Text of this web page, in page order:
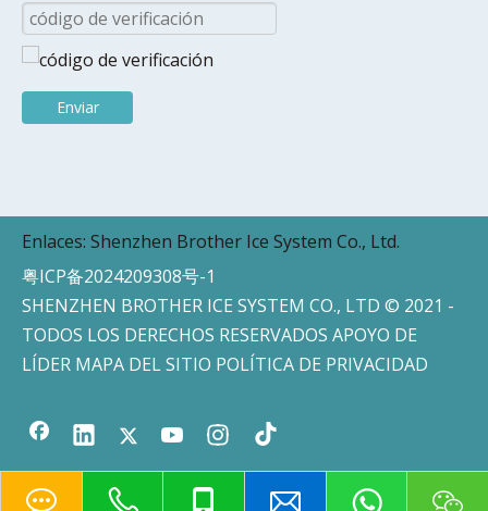
Enviar
Enlaces: Shenzhen Brother Ice System Co., Ltd.
粤ICP备2024209308号-1
SHENZHEN BROTHER ICE SYSTEM CO., LTD © 2021 -
TODOS LOS DERECHOS RESERVADOS APOYO DE
LÍDER MAPA DEL SITIO POLÍTICA DE PRIVACIDAD